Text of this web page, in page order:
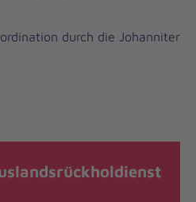
durch die Johanniter